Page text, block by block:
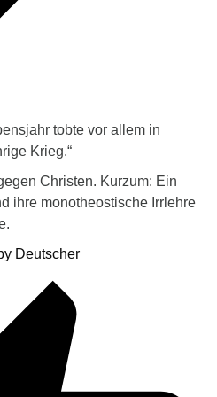
tobte vor allem in
Krieg.“
Christen. Kurzum: Ein
ihre monotheostische Irrlehre
Deutscher